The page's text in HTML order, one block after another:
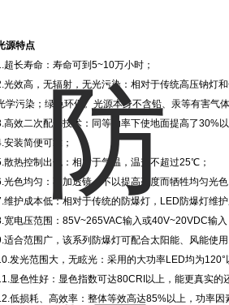
源特点
超长寿命：寿命可到5~10万小时；
光效高，无辐射，无光污染：相对于传统高压钠灯
学污染；绿色环保。光源本身不含铅、汞等有害气
高效二次配光技术：同等功率下使地面提高了30%以
安装简便可靠；
散热控制出色：相对于气温，温升不超过25℃；
光色均匀：不加透镜，不以提高亮度而牺牲均匀光
维护成本低：相对于传统的防爆灯，LED防爆灯维
宽电压范围：85V~265VAC输入或40V~20VDC输
适合范围广，该系列防爆灯可配合太阳能、风能使
发光范围大，无眩光：采用的大功率LED均为
显色性好：显色指数可达80CRI以上，能更真实的
低损耗、高效率：整体等效高达85%以上，功率因